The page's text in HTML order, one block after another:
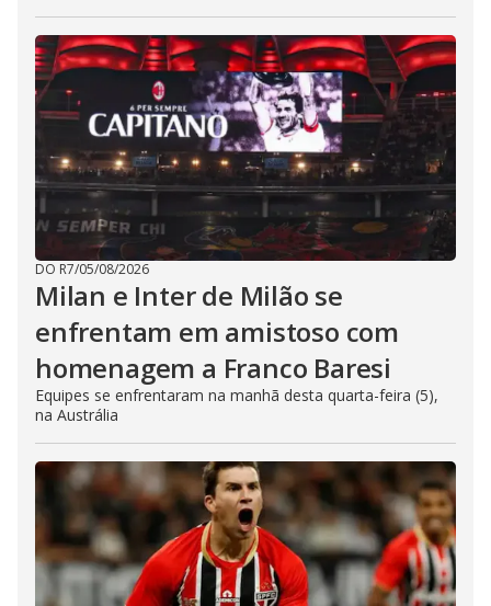
DO R7/05/08/2026
Milan e Inter de Milão se
enfrentam em amistoso com
homenagem a Franco Baresi
Equipes se enfrentaram na manhã desta quarta-feira (5),
na Austrália